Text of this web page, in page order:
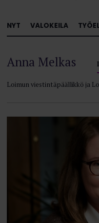
NYT VALOKEILA
Anna Melkas
Loimun viestintäpäällikkö ja